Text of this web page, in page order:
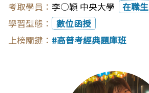
李○穎 中央大學
在職生
數位函授
高普考經典題庫班